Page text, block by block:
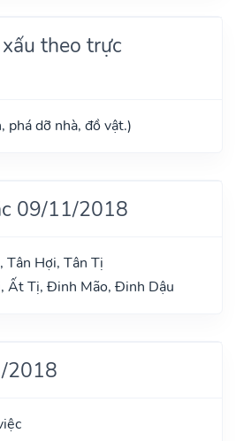
theo trực
phá dỡ nhà, đồ vật.)
09/11/2018
Tân Hợi, Tân Tị
Ất Tị, Đinh Mão, Đinh Dậu
2018